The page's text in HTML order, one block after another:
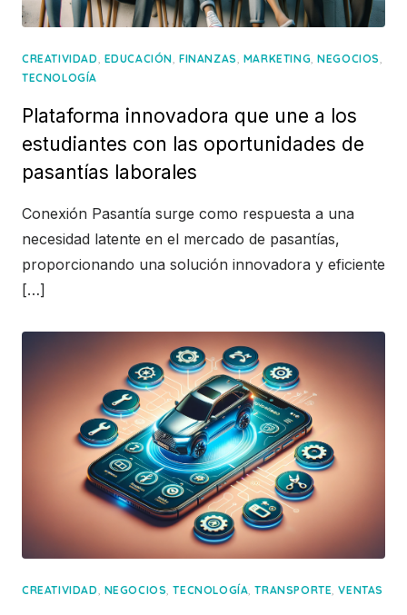
CREATIVIDAD, EDUCACIÓN,FINANZAS, MARKETING,NEGOCIOS,
TECNOLOGÍA
Plataforma innovadora que une a los
estudiantes con las oportunidades de
pasantías laborales
Conexión Pasantía surge como respuesta a una
necesidad latente en el mercado de pasantías,
proporcionando una solución innovadora y eficiente
[…]
CREATIVIDAD, NEGOCIOS,TECNOLOGÍA,TRANSPORTE,VENTAS